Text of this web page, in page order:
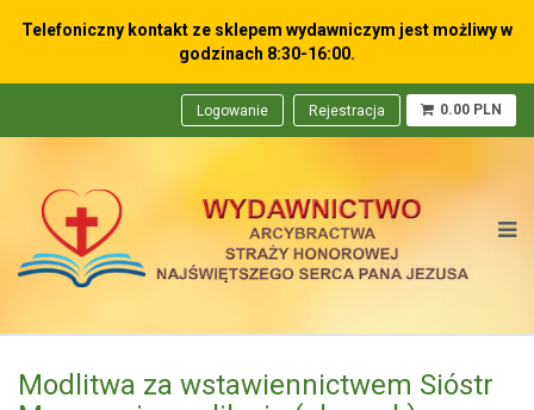
Telefoniczny kontakt ze sklepem wydawniczym jest możliwy w
godzinach 8:30-16:00.
Logowanie Rejestracja 0.00 PLN
Modlitwa za wstawiennictwem Sióstr